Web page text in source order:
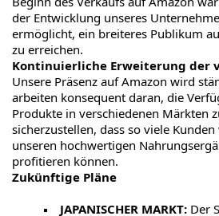
der Entwicklung unseres
ermöglicht, ein breiteres Publikum
zu erreichen.
Kontinuierliche Erweiterung der
Unsere Präsenz auf Amazon wird
arbeiten konsequent daran, die
Produkte in verschiedenen Märkten
sicherzustellen, dass so viele
unseren hochwertigen
profitieren können.
Zukünftige Pläne
JAPANISCHER MARKT: Der